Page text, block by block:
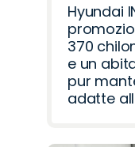
Hyundai
370
e un
pur
adatte